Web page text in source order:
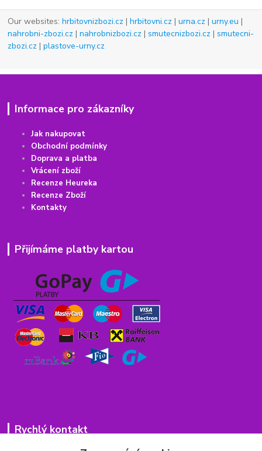
Our websites:hrbitovnizbozi.cz |hrbitovni.cz |urna.cz |urny.eu |
nahrobni-zbozi.cz |nahrobnizbozi.cz |smutecnizbozi.cz |smutecni-
zbozi.cz |plastove-urny.cz
Informace pro zákazníky
Jak nakupovat
Obchodní podmínky
Doprava a platba
Vrácení zboží
Recenze Heureka
Recenze Zboží
Kontakty
Přijímáme platby kartou
Rychlý kontakt